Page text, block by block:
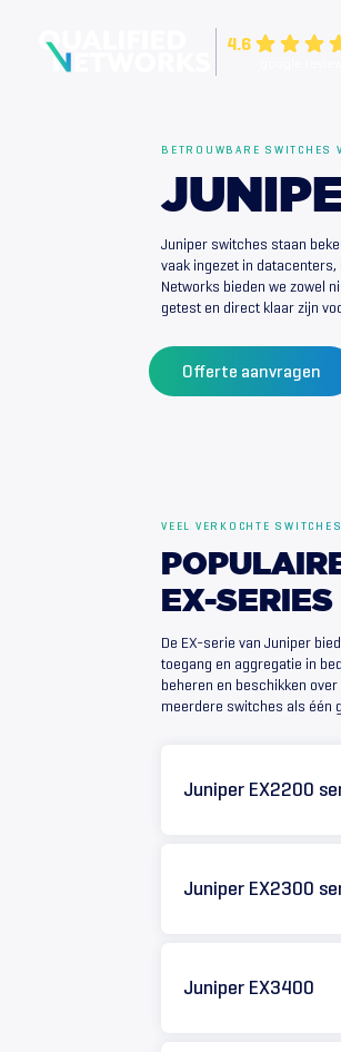
4.6
BETROUWBARE SWITCHES
Juniper switches staan
vaak ingezet in
Networks bieden we zowel
getest en direct klaar zijn
Offerte aanvragen
VEEL VERKOCHTE SWITCHES
EX-SERIES
De EX-serie van Juniper
toegang en aggregatie in
beheren en beschikken
meerdere switches als één
Juniper EX2200
Juniper EX2300
Juniper EX3400